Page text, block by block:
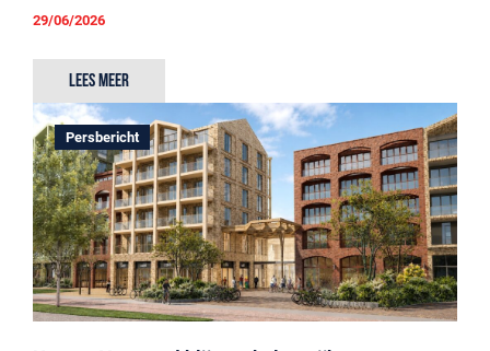
29/06/2026
Lees meer
Persbericht